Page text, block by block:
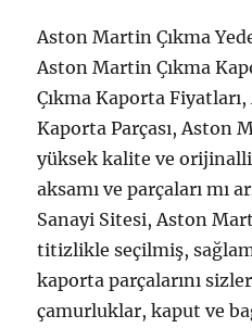
Aston Martin Çıkma
Aston Martin Çıkma
Çıkma Kaporta
Kaporta Parçası, Aston
yüksek kalite ve
aksamı ve parçaları mı
Sanayi Sitesi, Aston
titizlikle seçilmiş,
kaporta parçalarını
çamurluklar, kaput ve